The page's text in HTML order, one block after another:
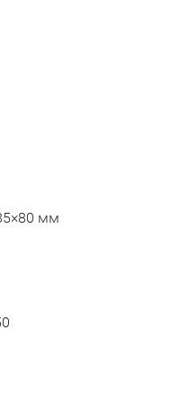
мм